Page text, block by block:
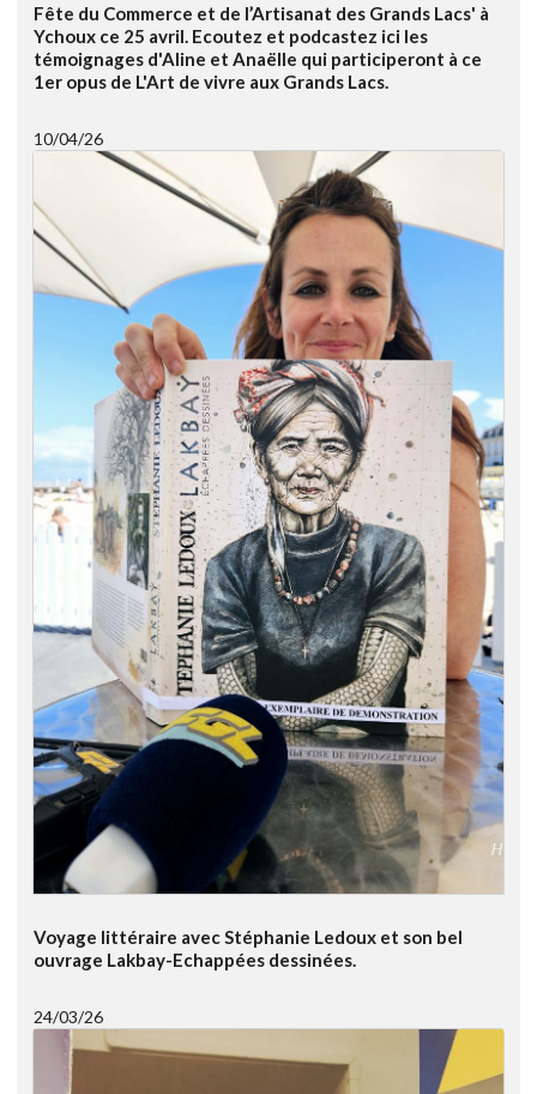
Fête du Commerce et de l’Artisanat des Grands Lacs' à
Ychoux ce 25 avril. Ecoutez et podcastez ici les
témoignages d'Aline et Anaëlle qui participeront à ce
1er opus de L'Art de vivre aux Grands Lacs.
10/04/26
Voyage littéraire avec Stéphanie Ledoux et son bel
ouvrage Lakbay-Echappées dessinées.
24/03/26